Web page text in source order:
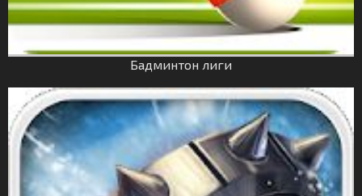
Бадминтон лиги